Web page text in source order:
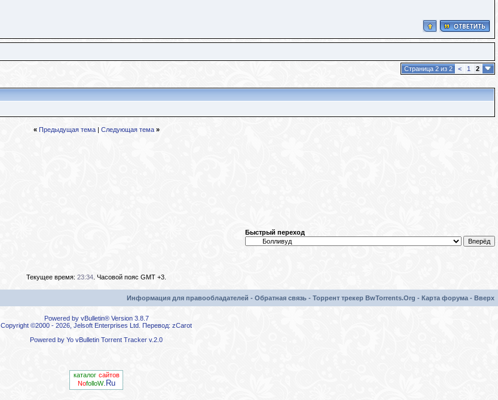
Страница 2 из 2 < 1 2
« Предыдущая тема| Следующая тема »
Быстрый переход
Текущее время: 23:34 . Часовой пояс GMT +3.
Информация для правообладателей - Обратная связь - Торрент трекер BwTorrents.Org - Карта форума - Вверх
Powered by vBulletin® Version 3.8.7
Copyright ©2000 - 2026, Jelsoft Enterprises Ltd. Перевод: zCarot
Powered by Yo vBulletin Torrent Tracker v.2.0
каталог сайтов
NofolloW.Ru